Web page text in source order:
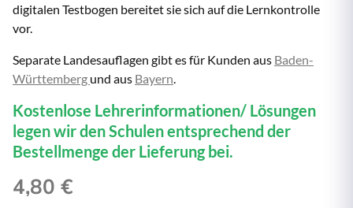
digitalen Testbogen bereitet sie sich auf die Lernkontrolle
vor.
Separate Landesauflagen gibt es für Kunden aus Baden-
Württemberg und aus Bayern
Kostenlose Lehrerinformationen/ Lösungen
legen wir den Schulen entsprechend der
Bestellmenge der Lieferung bei.
4,80 €